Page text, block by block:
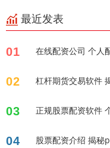
最近发表
01 在线配资公司 个人
02 杠杆期货交易软件
03 正规股票配资软件
04 股票配资介绍 揭秘